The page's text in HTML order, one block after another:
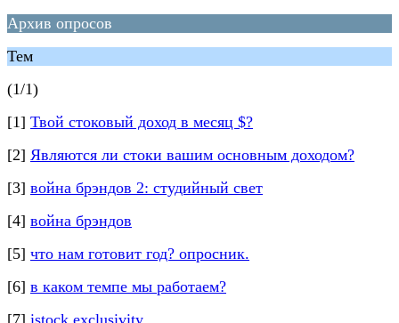
Архив опросов
Тем
(1/1)
[1] Твой стоковый доход в месяц $?
[2] Являются ли стоки вашим основным доходом?
[3] война брэндов 2: студийный свет
[4] война брэндов
[5] что нам готовит год? опросник.
[6] в каком темпе мы работаем?
[7] istock exclusivity